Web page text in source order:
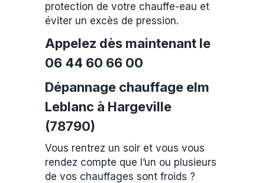
protection de votre chauffe-eau et
éviter un excès de pression.
Appelez dès maintenant le
06 44 60 66 00
Dépannage chauffage elm
Leblanc à Hargeville
(78790)
Vous rentrez un soir et vous vous
rendez compte que l’un ou plusieurs
de vos chauffages sont froids ?